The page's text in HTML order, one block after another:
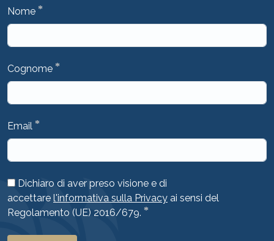
Nome *
Cognome *
Email *
Dichiaro di aver preso visione e di
accettare l'informativa sulla Privacy ai sensi del
Regolamento (UE) 2016/679. *